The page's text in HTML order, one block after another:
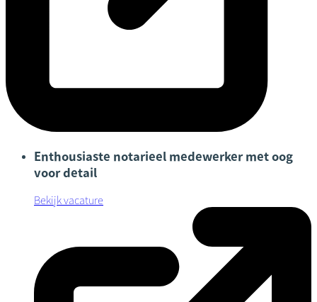
Enthousiaste notarieel medewerker met oog
voor detail
Bekijk vacature